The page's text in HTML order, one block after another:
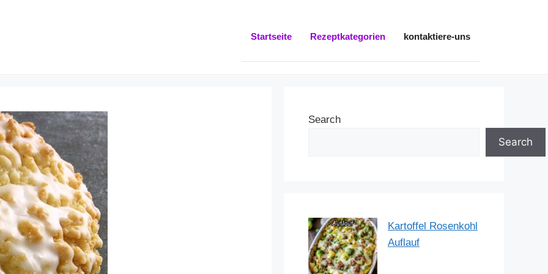
Startseite Rezeptkategorien kontaktiere-uns
Search
Search
Kartoffel Rosenkohl
Auflauf